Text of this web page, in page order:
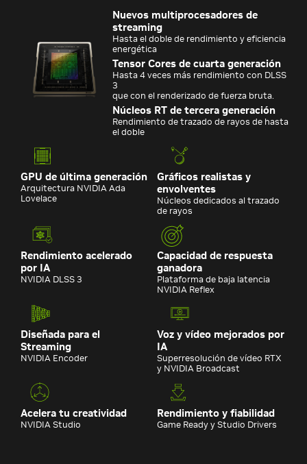
Nuevos multiprocesadores de
streaming
Hasta el doble de rendimiento y eficiencia
energética
Tensor Cores de cuarta generación
Hasta 4 veces más rendimiento con DLSS
3
que con el renderizado de fuerza bruta.
Núcleos RT de tercera generación
Rendimiento de trazado de rayos de hasta
el doble
GPU de última generación
Arquitectura NVIDIA Ada
Lovelace
Gráficos realistas y
envolventes
Núcleos dedicados al trazado
de rayos
Rendimiento acelerado
por IA
NVIDIA DLSS 3
Capacidad de respuesta
ganadora
Plataforma de baja latencia
NVIDIA Reflex
Diseñada para el
Streaming
NVIDIA Encoder
Voz y vídeo mejorados por
IA
Superresolución de vídeo RTX
y NVIDIA Broadcast
Acelera tu creatividad
NVIDIA Studio
Rendimiento y fiabilidad
Game Ready y Studio Drivers